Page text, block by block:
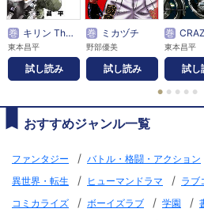
巻 キリン The Happy Ridder Speedway
東本昌平
試し読み
巻 ミカヅチ
野部優美
試し読み
巻 CRAZY
東本昌平
試し
● ● ● ● ●
おすすめジャンル一覧
ファンタジー / バトル・格闘・アクション
異世界・転生 / ヒューマンドラマ / ラブ
コミカライズ / ボーイズラブ / 学園 /